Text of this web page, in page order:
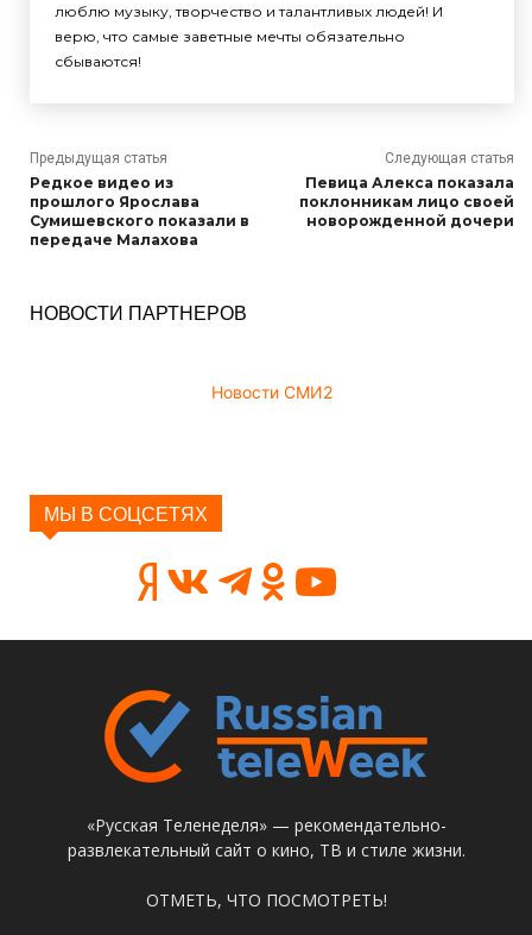
люблю музыку, творчество и талантливых людей! И
верю, что самые заветные мечты обязательно
сбываются!
Предыдущая статья
Редкое видео из
прошлого Ярослава
Сумишевского показали в
передаче Малахова
Следующая статья
Певица Алекса показала
поклонникам лицо своей
новорожденной дочери
НОВОСТИ ПАРТНЕРОВ
Новости СМИ2
МЫ В СОЦСЕТЯХ
«Русская Теленеделя» — рекомендательно-
развлекательный сайт о кино, ТВ и стиле жизни.
ОТМЕТЬ, ЧТО ПОСМОТРЕТЬ!